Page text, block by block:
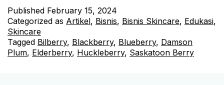
Published February 15, 2024
Categorized as Artikel, Bisnis, Bisnis Skincare, Edukasi,
Skincare
Tagged Bilberry, Blackberry, Blueberry, Damson
Plum, Elderberry, Huckleberry, Saskatoon Berry